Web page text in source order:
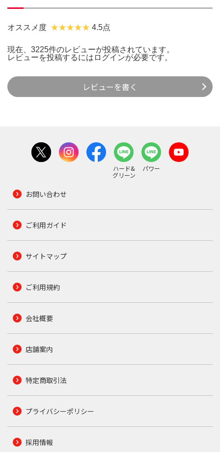
オススメ度 4.5点
現在、3225件のレビューが投稿されています。
レビューを投稿するには ログインが必要です。
レビューを書く
ハード&
グリーン
パワー
お問い合わせ
ご利用ガイド
サイトマップ
ご利用規約
会社概要
店舗案内
特定商取引法
プライバシーポリシー
採用情報